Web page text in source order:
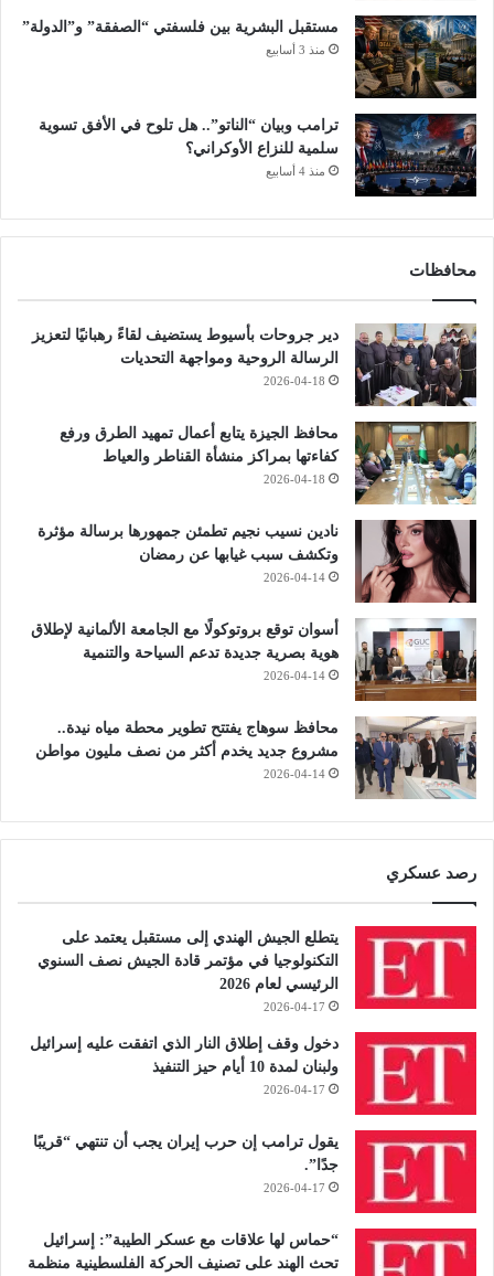
مستقبل البشرية بين فلسفتي “الصفقة” و”الدولة”
منذ 3 أسابيع
ترامب وبيان “الناتو”.. هل تلوح في الأفق تسوية
سلمية للنزاع الأوكراني؟
منذ 4 أسابيع
محافظات
دير جروحات بأسيوط يستضيف لقاءً رهبانيًا لتعزيز
الرسالة الروحية ومواجهة التحديات
2026-04-18
محافظ الجيزة يتابع أعمال تمهيد الطرق ورفع
كفاءتها بمراكز منشأة القناطر والعياط
2026-04-18
نادين نسيب نجيم تطمئن جمهورها برسالة مؤثرة
وتكشف سبب غيابها عن رمضان
2026-04-14
أسوان توقع بروتوكولًا مع الجامعة الألمانية لإطلاق
هوية بصرية جديدة تدعم السياحة والتنمية
2026-04-14
محافظ سوهاج يفتتح تطوير محطة مياه نيدة..
مشروع جديد يخدم أكثر من نصف مليون مواطن
2026-04-14
رصد عسكري
يتطلع الجيش الهندي إلى مستقبل يعتمد على
التكنولوجيا في مؤتمر قادة الجيش نصف السنوي
الرئيسي لعام 2026
2026-04-17
دخول وقف إطلاق النار الذي اتفقت عليه إسرائيل
ولبنان لمدة 10 أيام حيز التنفيذ
2026-04-17
يقول ترامب إن حرب إيران يجب أن تنتهي “قريبًا
جدًا”.
2026-04-17
“حماس لها علاقات مع عسكر الطيبة”: إسرائيل
تحث الهند على تصنيف الحركة الفلسطينية منظمة